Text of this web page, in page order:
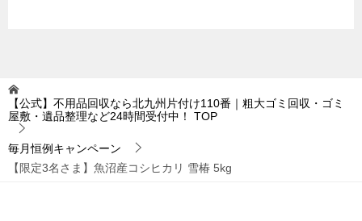
【公式】不用品回収なら北九州片付け110番｜粗大ゴミ回収・ゴミ
屋敷・遺品整理など24時間受付中！
TOP
毎月恒例キャンペーン
【限定3名さま】魚沼産コシヒカリ 雪椿 5kg